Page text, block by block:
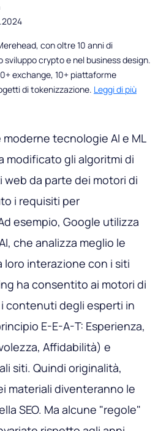
con oltre 10 anni di
sviluppo crypto e nel business design.
exchange, 10+ piattaforme
di tokenizzazione. Leggi di più
tecnologie AI e ML
modificato gli algoritmi di
da parte dei motori di
i requisiti per
esempio, Google utilizza
che analizza meglio le
interazione con i siti
ha consentito ai motori di
contenuti degli esperti in
E-E-A-T: Esperienza,
Affidabilità) e
siti. Quindi originalità,
materiali diventeranno le
SEO. Ma alcune "regole"